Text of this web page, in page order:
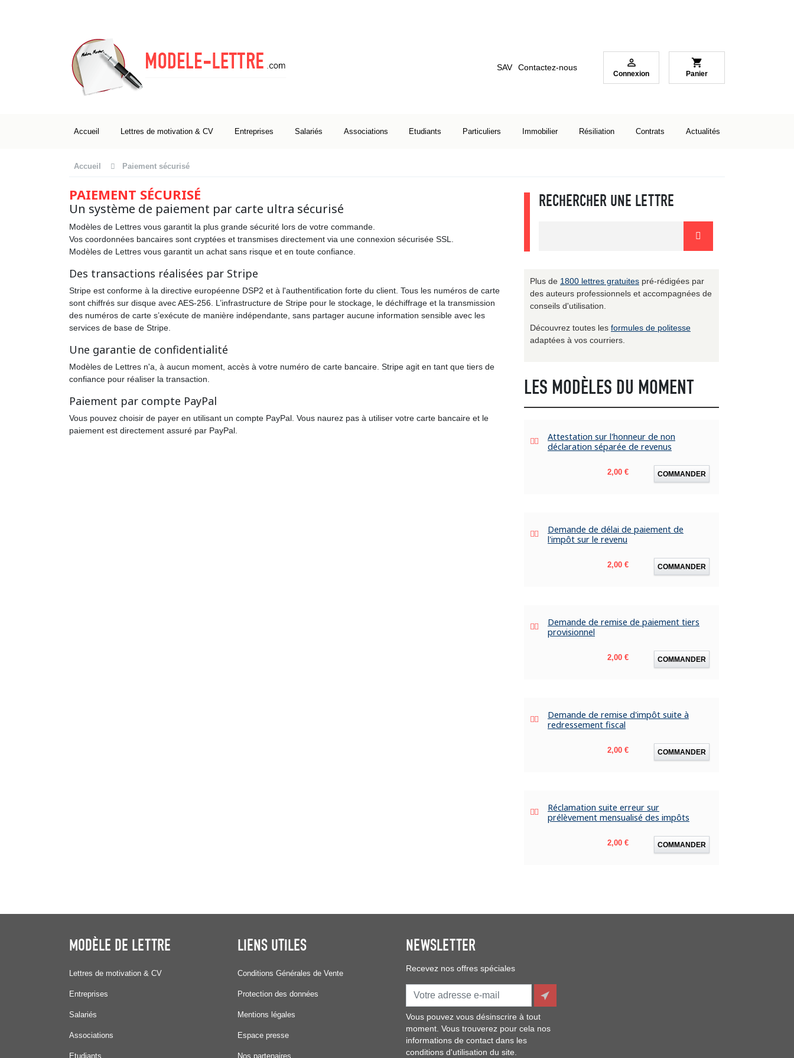
SAV Contactez-nous 
Connexion
shopping_cart
Panier
Accueil Lettres de motivation & CV Entreprises Salariés Associations Etudiants Particuliers Immobilier Résiliation Contrats Actualités
Accueil Paiement sécurisé
PAIEMENT SÉCURISÉ
Un système de paiement par carte ultra sécurisé
Modèles de Lettres vous garantit la plus grande sécurité lors de votre commande.
Vos coordonnées bancaires sont cryptées et transmises directement via une connexion sécurisée SSL.
Modèles de Lettres vous garantit un achat sans risque et en toute confiance.
Des transactions réalisées par Stripe
Stripe est conforme à la directive européenne DSP2 et à l'authentification forte du client. Tous les numéros de carte
sont chiffrés sur disque avec AES-256. L’infrastructure de Stripe pour le stockage, le déchiffrage et la transmission
des numéros de carte s’exécute de manière indépendante, sans partager aucune information sensible avec les
services de base de Stripe.
Une garantie de confidentialité
Modèles de Lettres n'a, à aucun moment, accès à votre numéro de carte bancaire. Stripe agit en tant que tiers de
confiance pour réaliser la transaction.
Paiement par compte PayPal
Vous pouvez choisir de payer en utilisant un compte PayPal. Vous naurez pas à utiliser votre carte bancaire et le
paiement est directement assuré par PayPal.
RECHERCHER UNE LETTRE
Plus de 1800 lettres gratuites pré-rédigées par
des auteurs professionnels et accompagnées de
conseils d'utilisation.
Découvrez toutes les formules de politesse
adaptées à vos courriers.
LES MODÈLES DU MOMENT
Attestation sur l'honneur de non
déclaration séparée de revenus
Prix
2,00 € COMMANDER
Demande de délai de paiement de
l'impôt sur le revenu
Prix
2,00 € COMMANDER
Demande de remise de paiement tiers
provisionnel
Prix
2,00 € COMMANDER
Demande de remise d'impôt suite à
redressement fiscal
Prix
2,00 € COMMANDER
Réclamation suite erreur sur
prélèvement mensualisé des impôts
Prix
2,00 € COMMANDER
MODÈLE DE LETTRE
Lettres de motivation & CV
Entreprises
Salariés
Associations
Etudiants
LIENS UTILES
Conditions Générales de Vente
Protection des données
Mentions légales
Espace presse
Nos partenaires
NEWSLETTER
Recevez nos offres spéciales
Vous pouvez vous désinscrire à tout
moment. Vous trouverez pour cela nos
informations de contact dans les
conditions d'utilisation du site.